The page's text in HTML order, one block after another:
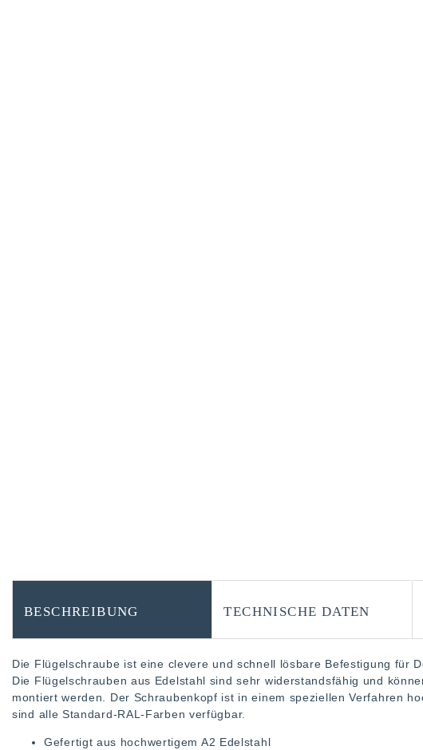
BESCHREIBUNG TECHNISCHE DATEN
Die Flügelschraube ist eine clevere und schnell lösbare Befestigung für
Die Flügelschrauben aus Edelstahl sind sehr widerstandsfähig und
montiert werden. Der Schraubenkopf ist in einem speziellen Verfahren
sind alle Standard-RAL-Farben verfügbar.
Gefertigt aus hochwertigem A2 Edelstahl